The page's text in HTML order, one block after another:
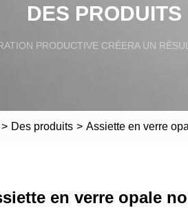
DES PRODUITS
PRODUCTIVE CRÉERA UN
> Des produits > Assiette en verre
en verre opale